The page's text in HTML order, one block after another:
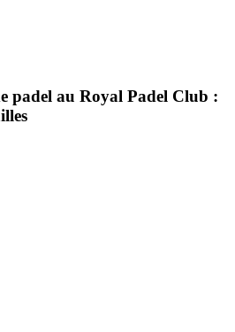
padel au Royal Padel Club :